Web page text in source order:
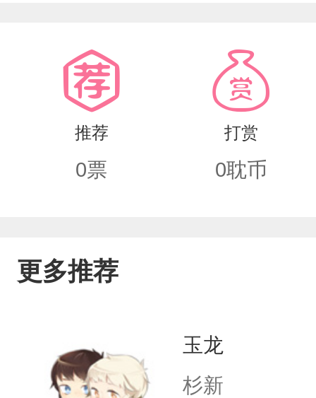
在我眼睛闭上且靠到一个软软的东西
推荐
0票
打赏
0耽币
更多推荐
玉龙
杉新